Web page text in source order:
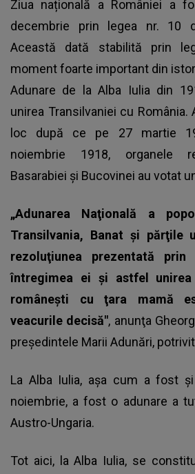
Ziua națională a României a
decembrie prin legea nr. 10
Această dată stabilită prin
moment foarte important din
Adunare de la Alba Iulia din
unirea Transilvaniei cu
loc după ce pe 27 martie
noiembrie 1918, organele
Basarabiei și Bucovinei au votat
„Adunarea Naţională a
Transilvania, Banat şi părţile
rezoluţiunea prezentată
întregimea ei şi astfel
româneşti cu ţara mamă
veacurile decisă", anunţa
preşedintele Marii Adunări, potrivit
La Alba Iulia, aşa cum a fost
noiembrie, a fost o adunare a
Austro-Ungaria.
Tot aici, la Alba Iulia, se